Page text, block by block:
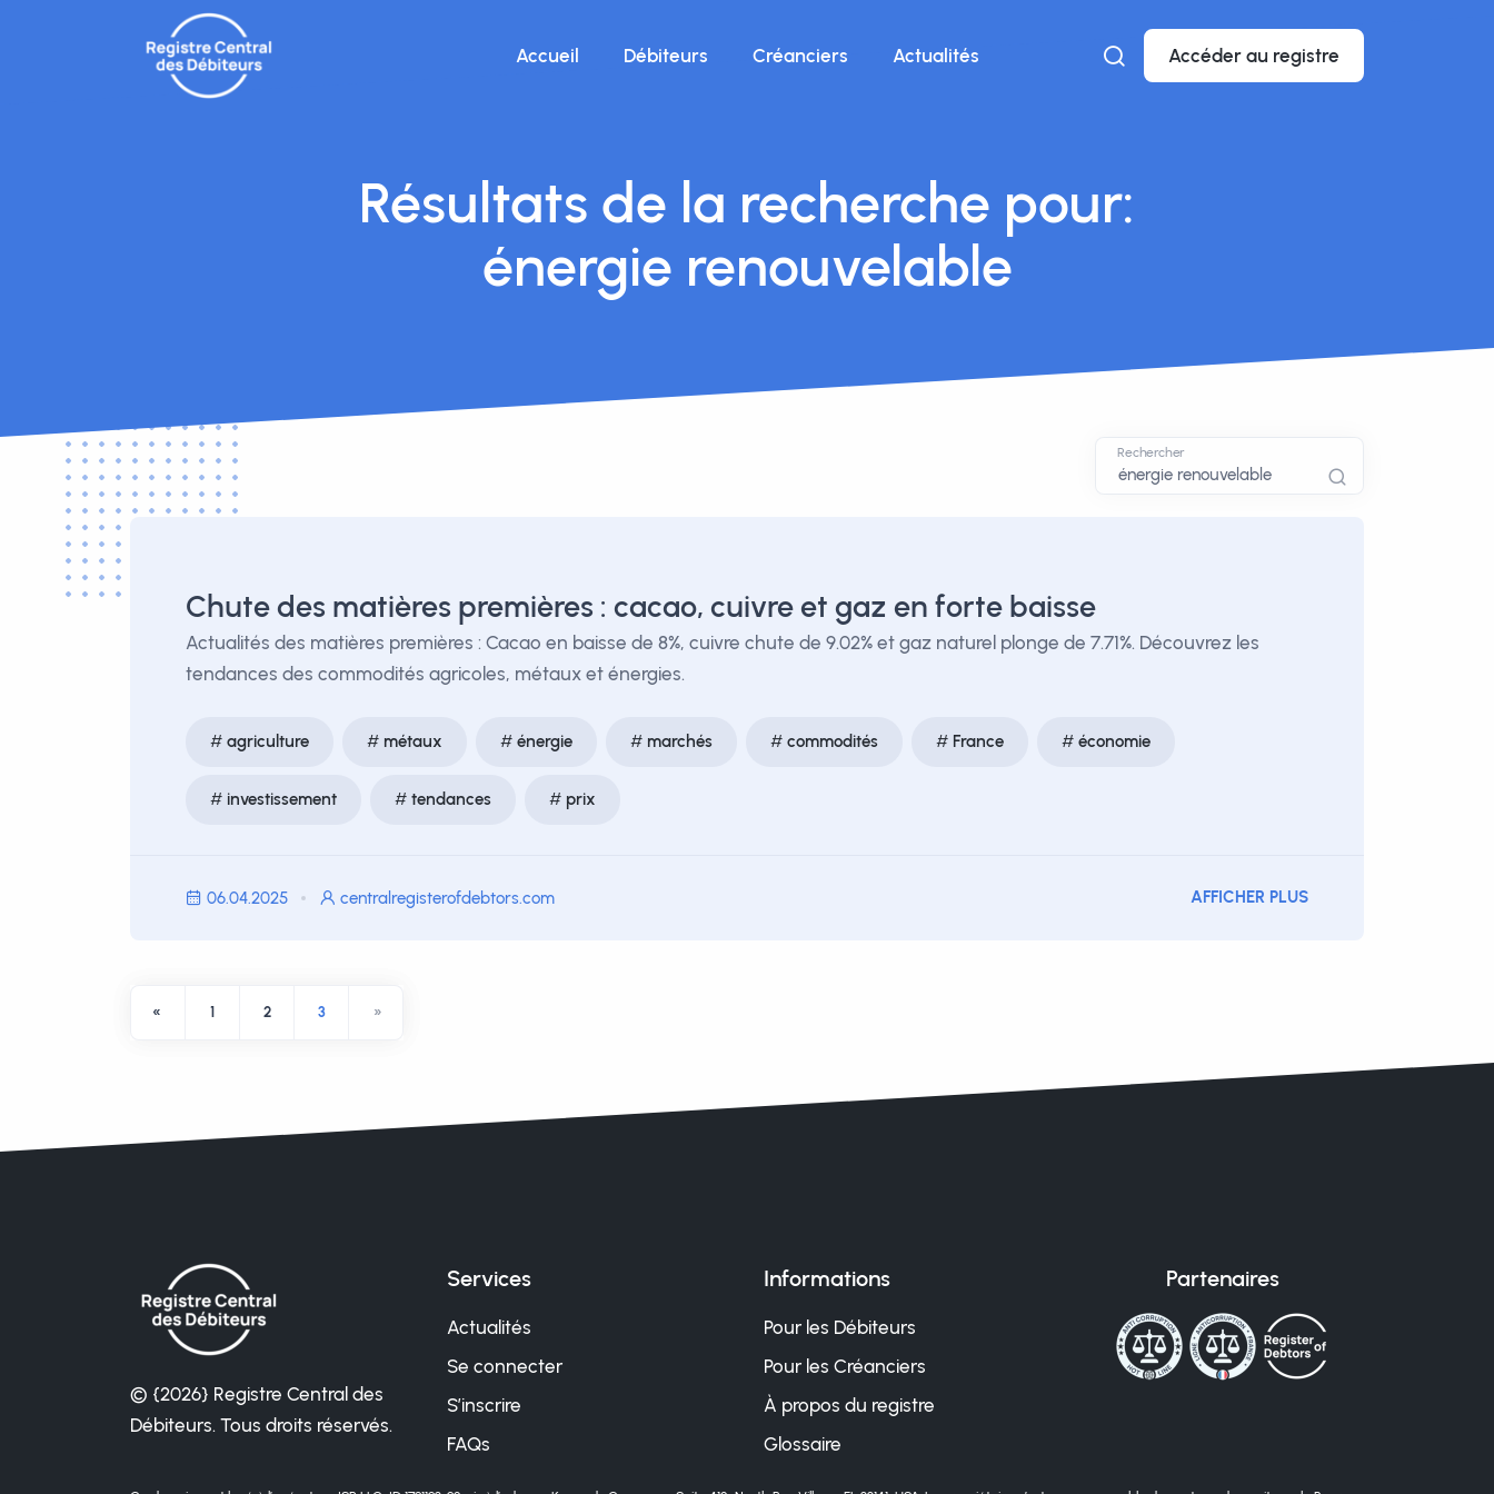
Accueil Débiteurs Créanciers Actualités Accéder au registre
Résultats de la recherche pour:
énergie renouvelable
Rechercher
Chute des matières premières : cacao, cuivre et gaz en forte baisse
Actualités des matières premières : Cacao en baisse de 8%, cuivre chute de 9.02% et gaz naturel plonge de 7.71%. Découvrez les
tendances des commodités agricoles, métaux et énergies.
agriculture métaux énergie marchés commodités France économie
investissement tendances prix
06.04.2025 centralregisterofdebtors.com AFFICHER PLUS
« 1 2 3 »
© {2026} Registre Central des
Débiteurs. Tous droits réservés.
Services
Actualités
Se connecter
S’inscrire
FAQs
Informations
Pour les Débiteurs
Pour les Créanciers
À propos du registre
Glossaire
Partenaires